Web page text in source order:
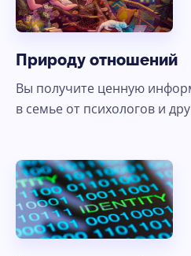
Природу отношений
Вы получите ценную
в семье от психологов и